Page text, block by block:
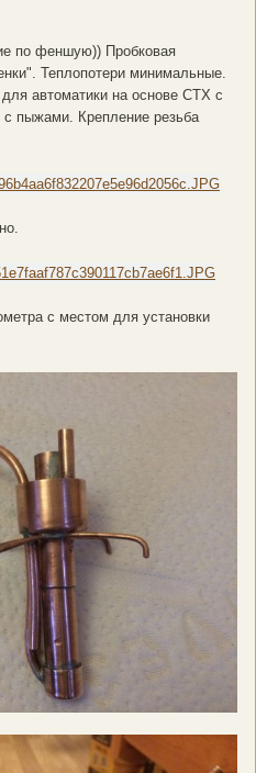
по феншую)) Пробковая
Теплопотери минимальные.
автоматики на основе СТХ с
с пыжами. Крепление резьба
с местом для установки